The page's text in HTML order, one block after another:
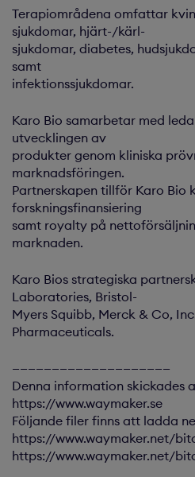
Terapiområdena omfattar
sjukdomar, hjärt-/kärl-
sjukdomar, diabetes,
samt
infektionssjukdomar.
Karo Bio samarbetar med
utvecklingen av
produkter genom kliniska
marknadsföringen.
Partnerskapen tillför Karo Bio
forskningsfinansiering
samt royalty på
marknaden.
Karo Bios strategiska
Laboratories, Bristol-
Myers Squibb, Merck & Co,
Pharmaceuticals.
————————————————————
Denna information skickades
https://www.waymaker.se
Följande filer finns att ladda
https://www.waymaker.net/
https://www.waymaker.net/